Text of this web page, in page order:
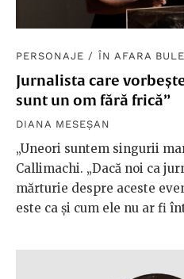
PERSONAJE / ÎN AFARA
Jurnalista care
sunt un om fără frică”
DIANA MESEȘAN
„Uneori suntem singurii
Callimachi. „Dacă noi ca
mărturie despre aceste
este ca și cum ele nu ar fi